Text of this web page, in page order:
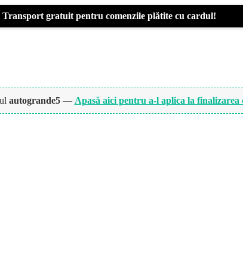
Transport gratuit pentru comenzile plătite cu cardul!
autogrande5— Apasă aici pentru a-l aplica la finalizarea